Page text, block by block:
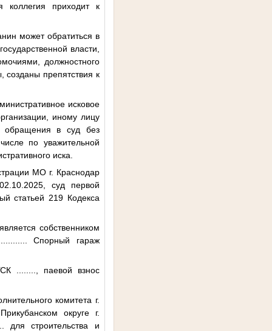
приходит к
может обратиться в
власти,
должностного
созданы препятствия к
исковое
иному лицу
обращения в суд без
по уважительной
иска.
МО г. Краснодар
суд первой
статьей 219 Кодекса
является собственником
Спорный гараж
, паевой взнос
комитета г.
округе г.
для строительства и